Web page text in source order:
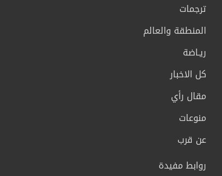
ترجمات
المنطقة والعالم
ريـاضة
كل الاخبار
مقال رأي
منوعات
عن قرب
روابط مفيدة